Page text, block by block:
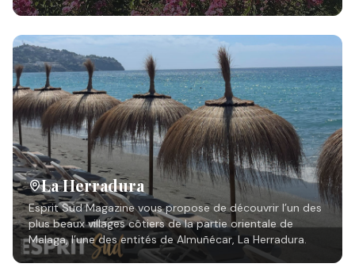
La Herradura
Esprit Sud Magazine vous propose de découvrir l’un des
plus beaux villages côtiers de la partie orientale de
Malaga, l’une des entités de Almuñécar, La Herradura.